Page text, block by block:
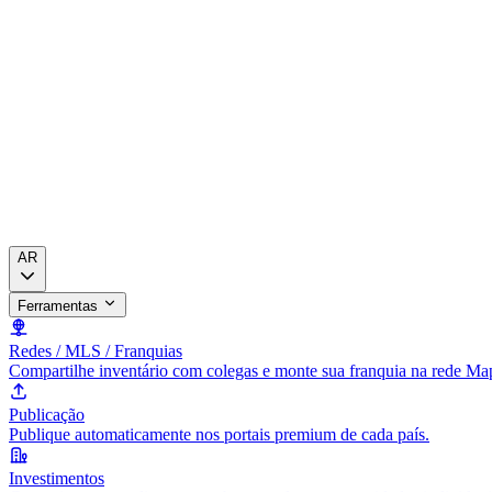
AR
Ferramentas
Redes / MLS / Franquias
Compartilhe inventário com colegas e monte sua franquia na rede
Publicação
Publique automaticamente nos portais premium de cada país.
Investimentos